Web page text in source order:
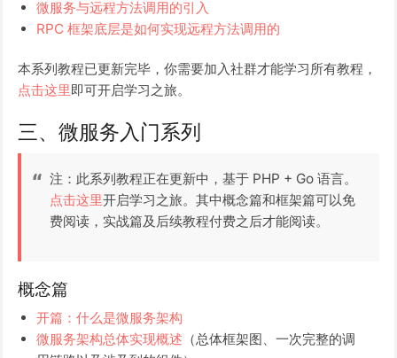
微服务与远程方法调用的引入
RPC 框架底层是如何实现远程方法调用的
本系列教程已更新完毕，你需要加入社群才能学习所有教程，
点击这里即可开启学习之旅。
三、微服务入门系列
注：此系列教程正在更新中，基于 PHP + Go 语言。
点击这里开启学习之旅。其中概念篇和框架篇可以免
费阅读，实战篇及后续教程付费之后才能阅读。
概念篇
开篇：什么是微服务架构
微服务架构总体实现概述 （总体框架图、一次完整的调